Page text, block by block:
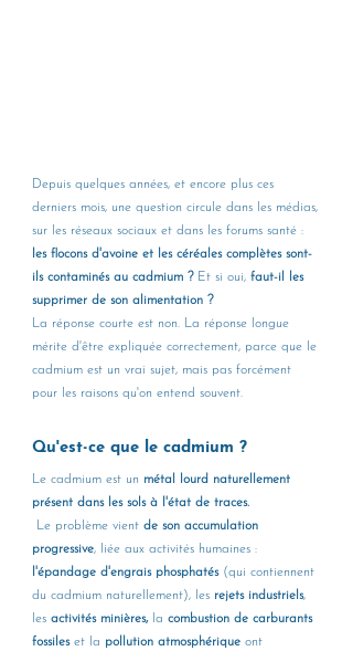
Depuis quelques années, et encore plus ces
derniers mois, une question circule dans les médias,
sur les réseaux sociaux et dans les forums santé :
les flocons d'avoine et les céréales complètes sont-
ils contaminés au cadmium ? Et si oui, faut-il les
supprimer de son alimentation ?
La réponse courte est non. La réponse longue
mérite d'être expliquée correctement, parce que le
cadmium est un vrai sujet, mais pas forcément
pour les raisons qu'on entend souvent.
Qu'est-ce que le cadmium ?
Le cadmium est un métal lourd naturellement
présent dans les sols à l'état de traces.
Le problème vient de son accumulation
progressive, liée aux activités humaines :
l'épandage d'engrais phosphatés (qui contiennent
du cadmium naturellement), les rejets industriels,
les activités minières, la combustion de carburants
fossiles et la pollution atmosphérique ont